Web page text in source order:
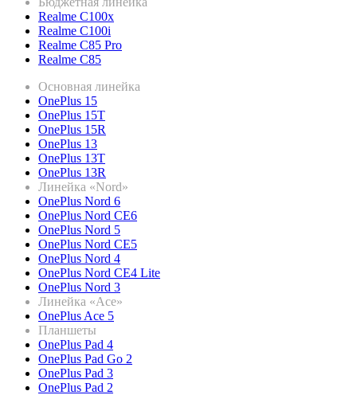
Realme C100x
Realme C100i
Realme C85 Pro
Realme C85
Основная линейка
OnePlus 15
OnePlus 15T
OnePlus 15R
OnePlus 13
OnePlus 13T
OnePlus 13R
Линейка «Nord»
OnePlus Nord 6
OnePlus Nord CE6
OnePlus Nord 5
OnePlus Nord CE5
OnePlus Nord 4
OnePlus Nord CE4 Lite
OnePlus Nord 3
Линейка «Ace»
OnePlus Ace 5
Планшеты
OnePlus Pad 4
OnePlus Pad Go 2
OnePlus Pad 3
OnePlus Pad 2